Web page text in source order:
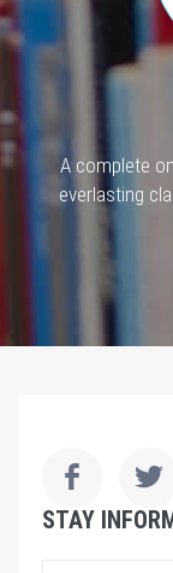
A complete
everlasting
STAY